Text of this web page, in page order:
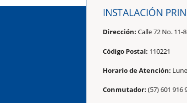
INSTALACIÓN
Dirección: Calle 72 No. 11-
Código Postal: 110221
Horario de Atención:
Conmutador: (57) 601 916